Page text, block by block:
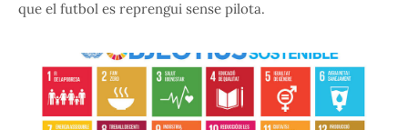
que el futbol es reprengui sense pilota.